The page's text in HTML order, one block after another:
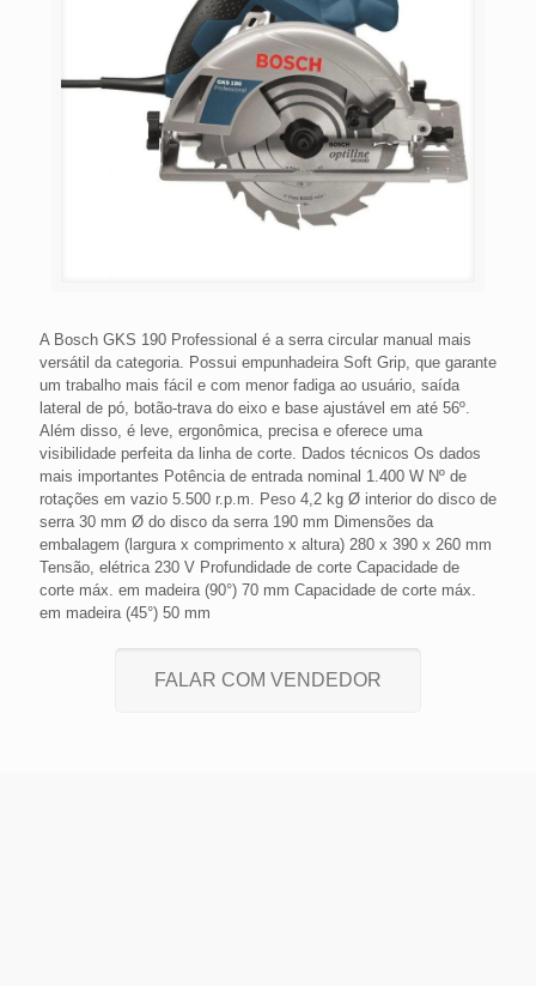
A Bosch GKS 190 Professional é a serra circular manual mais
versátil da categoria. Possui empunhadeira Soft Grip, que garante
um trabalho mais fácil e com menor fadiga ao usuário, saída
lateral de pó, botão-trava do eixo e base ajustável em até 56º.
Além disso, é leve, ergonômica, precisa e oferece uma
visibilidade perfeita da linha de corte. Dados técnicos Os dados
mais importantes Potência de entrada nominal 1.400 W Nº de
rotações em vazio 5.500 r.p.m. Peso 4,2 kg Ø interior do disco de
serra 30 mm Ø do disco da serra 190 mm Dimensões da
embalagem (largura x comprimento x altura) 280 x 390 x 260 mm
Tensão, elétrica 230 V Profundidade de corte Capacidade de
corte máx. em madeira (90°) 70 mm Capacidade de corte máx.
em madeira (45°) 50 mm
FALAR COM VENDEDOR